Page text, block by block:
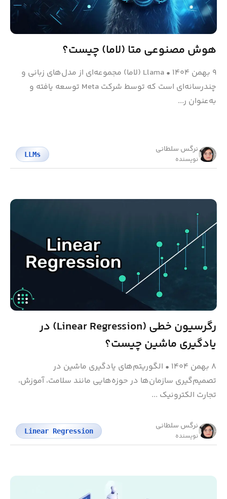
هوش مصنوعی متا (لاما)‌ چیست؟
۹ بهمن ۱۴۰۴ •
Llama (لاما) مجموعه‌ای از مدل‌های زبانی و
چندرسانه‌ای است که توسط شرکت Meta توسعه یافته و
به‌عنوان ر...
نرگس سلطانی
نویسنده
LLMs
رگرسیون خطی (Linear Regression) در
یادگیری ماشین چیست؟
۸ بهمن ۱۴۰۴ • الگوریتم‌های یادگیری ماشین در
تصمیم‌گیری سازمان‌ها در حوزه‌هایی مانند سلامت، آموزش،
تجارت الکترونیک ...
نرگس سلطانی
نویسنده
Linear Regression